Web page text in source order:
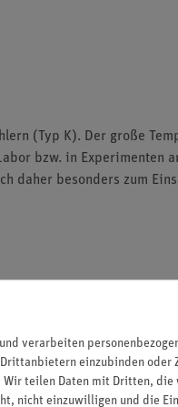
(Typ K). Der große
bzw. in Experimenten
daher besonders zum
verarbeiten
einzubinden oder
teilen Daten mit Dritten, die
nicht einzuwilligen und die